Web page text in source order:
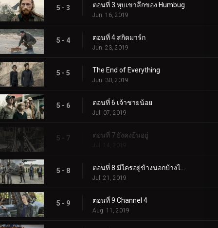
5 - 3 ตอนที่ 3 หุบเขาลึกของ Humbug
Jun. 16, 2019
5 - 4 ตอนที่ 4 สกิดมาร์ก
Jun. 23, 2019
5 - 5 The End of Everything
Jun. 30, 2019
5 - 6 ตอนที่ 6 เจ้าชายน้อย
Jul. 07, 2019
5 - 7 ตอนที่ 7 ยังคงยืนอยู่
Jul. 14, 2019
5 - 8
Jul. 21, 2019
5 - 9 ตอนที่ 9 Channel 4
Aug. 11, 2019